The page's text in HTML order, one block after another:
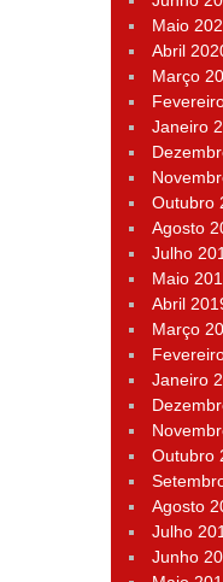
Maio
Abril
Março
Janeiro
Outubro
Agosto
Julho
Maio
Abril
Março
Janeiro
Outubro
Agosto
Julho
Junho